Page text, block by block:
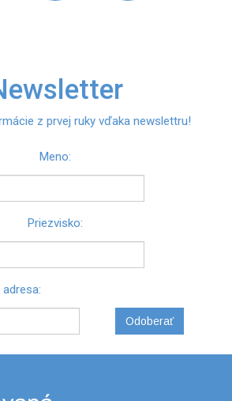
z prvej ruky vďaka newslettru!
Meno:
Priezvisko:
Odoberať